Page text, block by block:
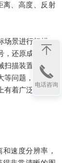
离、高度、反射
景进行扫描，
还原成实时目
描装置，可克
等问题，具有高
着广泛地应用
速度分辨率，
电话咨询